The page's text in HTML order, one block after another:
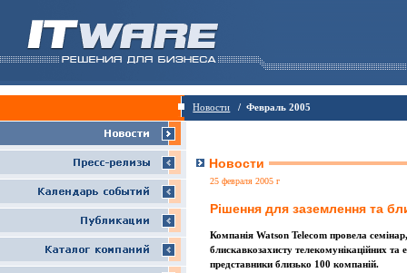
Новости / Февраль 2005
Новости
25 февраля 2005 г
Рішення для заземлення та
Компанія Watson Telecom провела
блискавкозахисту телекомунікаційних
представники близько 100 компаній.